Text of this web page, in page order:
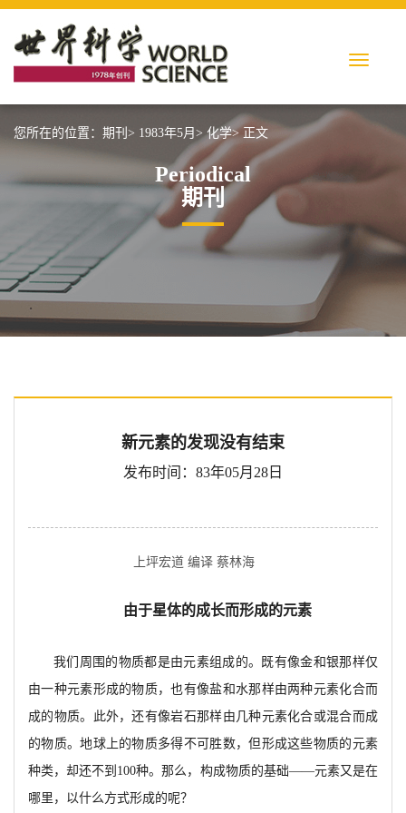
您所在的位置： 期刊> 1983年5月> 化学> 正文
Periodical
期刊
新元素的发现没有结束
发布时间：83年05月28日
上坪宏道 编译 蔡林海
由于星体的成长而形成的元素
我们周围的物质都是由元素组成的。既有像金和银那样仅
由一种元素形成的物质，也有像盐和水那样由两种元素化合而
成的物质。 此外，还有像岩石那样由几种元素化合或混合而成
的物质。地球上的物质多得不可胜数，但形成这些物质的元素
种类，却还不到 100种。那么，构成物质的基础——元素又是在
哪里，以什么方式形成的呢？